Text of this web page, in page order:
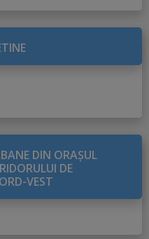
DIN ORAŞUL
DE
VEST